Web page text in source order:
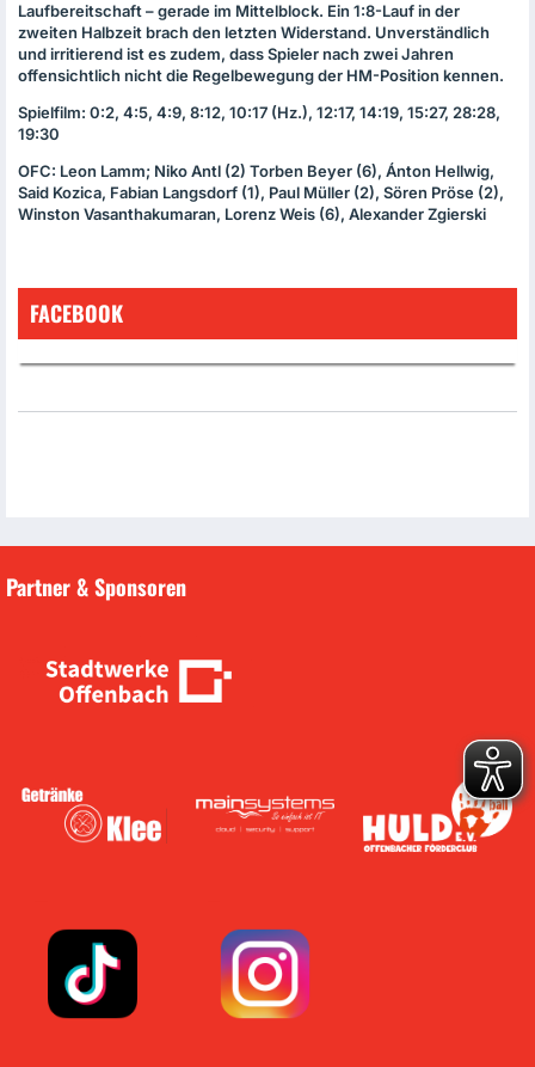
Laufbereitschaft – gerade im Mittelblock. Ein 1:8-Lauf in der
zweiten Halbzeit brach den letzten Widerstand. Unverständlich
und irritierend ist es zudem, dass Spieler nach zwei Jahren
offensichtlich nicht die Regelbewegung der HM-Position kennen.
Spielfilm: 0:2, 4:5, 4:9, 8:12, 10:17 (Hz.), 12:17, 14:19, 15:27, 28:28,
19:30
OFC: Leon Lamm; Niko Antl (2) Torben Beyer (6), Ánton Hellwig,
Said Kozica, Fabian Langsdorf (1), Paul Müller (2), Sören Pröse (2),
Winston Vasanthakumaran, Lorenz Weis (6), Alexander Zgierski
FACEBOOK
Partner & Sponsoren